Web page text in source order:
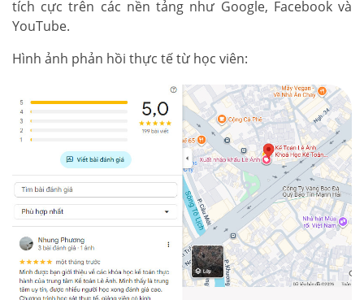
tích cực trên các nền tảng như Google, Facebook và
YouTube.
Hình ảnh phản hồi thực tế từ học viên: